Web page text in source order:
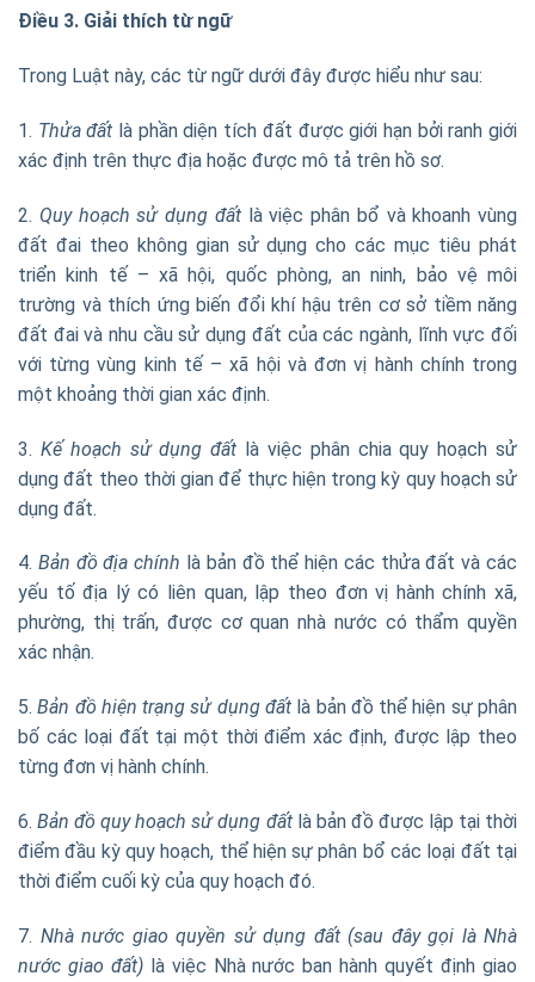
Điều 3. Giải thích từ ngữ
Trong Luật này, các từ ngữ dưới đây được hiểu như sau:
1. Thửa đất là phần diện tích đất được giới hạn bởi ranh giới
xác định trên thực địa hoặc được mô tả trên hồ sơ.
2. Quy hoạch sử dụng đấtlà việc phân bổ và khoanh vùng
đất đai theo không gian sử dụng cho các mục tiêu phát
triển kinh tế – xã hội, quốc phòng, an ninh, bảo vệ môi
trường và thích ứng biến đổi khí hậu trên cơ sở tiềm năng
đất đai và nhu cầu sử dụng đất của các ngành, lĩnh vực đối
với từng vùng kinh tế – xã hội và đơn vị hành chính trong
một khoảng thời gian xác định.
3. Kế hoạch sử dụng đất là việc phân chia quy hoạch sử
dụng đất theo thời gian để thực hiện trong kỳ quy hoạch sử
dụng đất.
4. Bản đồ địa chính là bản đồ thể hiện các thửa đất và các
yếu tố địa lý có liên quan, lập theo đơn vị hành chính xã,
phường, thị trấn, được cơ quan nhà nước có thẩm quyền
xác nhận.
5.Bản đồ hiện trạng sử dụng đất là bản đồ thể hiện sự phân
bố các loại đất tại một thời điểm xác định, được lập theo
từng đơn vị hành chính.
6.Bản đồ quy hoạch sử dụng đấtlà bản đồ được lập tại thời
điểm đầu kỳ quy hoạch, thể hiện sự phân bổ các loại đất tại
thời điểm cuối kỳ của quy hoạch đó.
7. Nhà nước giao quyền sử dụng đất (sau đây gọi là Nhà
nước giao đất)là việc Nhà nước ban hành quyết định giao